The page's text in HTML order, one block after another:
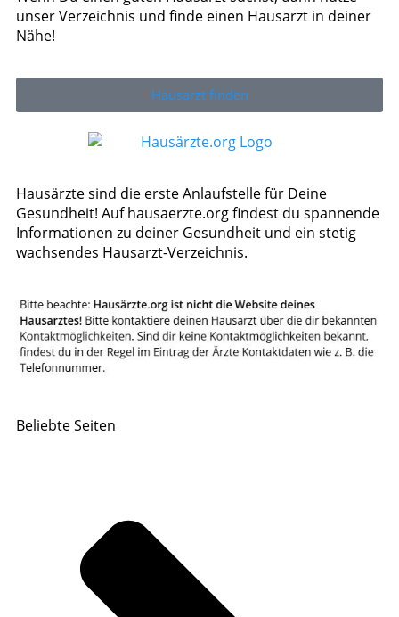
unser Verzeichnis und finde einen Hausarzt in deiner
Nähe!
Hausarzt finden
Hausärzte sind die erste Anlaufstelle für Deine
Gesundheit! Auf hausaerzte.org findest du spannende
Informationen zu deiner Gesundheit und ein stetig
wachsendes Hausarzt-Verzeichnis.
Beliebte Seiten